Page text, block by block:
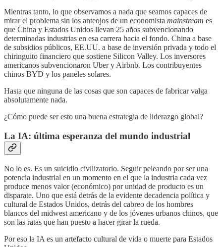
Mientras tanto, lo que observamos a nada que seamos capaces de
mirar el problema sin los anteojos de un economista mainstream es
que China y Estados Unidos llevan 25 años subvencionando
determinadas industrias en esa carrera hacia el fondo. China a base
de subsidios públicos, EE.UU. a base de inversión privada y todo el
chiringuito financiero que sostiene Silicon Valley. Los inversores
americanos subvencionaron Uber y Airbnb. Los contribuyentes
chinos BYD y los paneles solares.
Hasta que ninguna de las cosas que son capaces de fabricar valga
absolutamente nada.
¿Cómo puede ser esto una buena estrategia de liderazgo global?
La IA: última esperanza del mundo industrial
No lo es. Es un suicidio civilizatorio. Seguir peleando por ser una
potencia industrial en un momento en el que la industria cada vez
produce menos valor (económico) por unidad de producto es un
disparate. Uno que está detrás de la evidente decadencia política y
cultural de Estados Unidos, detrás del cabreo de los hombres
blancos del midwest americano y de los jóvenes urbanos chinos, que
son las ratas que han puesto a hacer girar la rueda.
Por eso la IA es un artefacto cultural de vida o muerte para Estados